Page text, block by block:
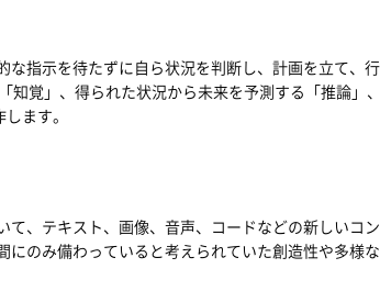
な指示を待たずに自ら状況を判断し、計画を立て、
知覚」、得られた状況から未来を予測する「推論」
ます。
、テキスト、画像、音声、コードなどの新しいコ
のみ備わっていると考えられていた創造性や多様